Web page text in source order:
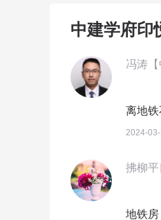
中建学府印
冯涛【
离地铁
2024-
拂柳平
地铁